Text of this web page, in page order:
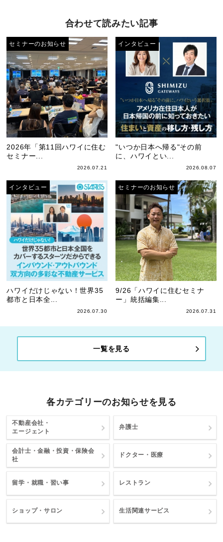
合わせて読みたい記事
セミナーのお知らせ
2026年「第11回ハワイに住む
セミナー...
2026.07.21
インタビュー
"いつか日本へ帰る"その前
に、ハワイとい...
2026.08.07
インタビュー
ハワイだけじゃない！世界35
都市と日本全...
2026.07.30
セミナーのお知らせ
9/26「ハワイに住むセミナ
ー」統括編集...
2026.07.31
一覧を見る
各カテゴリーのお知らせを見る
不動産会社・
エージェント
弁護士
会計士・金融・投資・保険会
社
ドクター・医療
留学・就職・習い事 レストラン
ショップ・サロン 生活関連サービス